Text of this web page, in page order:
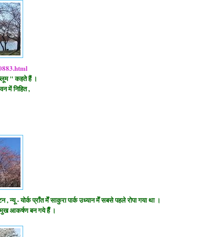
" कहते हैं ।
में निहित ,
न्यू - योर्क प्राँत मेँ साकुरा पार्क उध्यान मेँ सबसे पहले रोपा गया था ।
आकर्षण बन गये हैँ ।